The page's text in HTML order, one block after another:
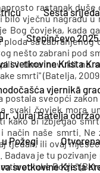
Šesta
Stepinčevo
svetkovine Krista
vjernikā
Juraj Batelja
Požegi
svetkovine Krista
rastanak
vječnu nagradu u
Bog čovjeka, kada
sa
nešto zabrani pod
i time navukli na
smrti" (Batelja, 2009:
postala sveopći
svaki čovjek mora
kako bi izbjegao
naše smrti. Ne
tjedan, ili ovaj
je tu
odluke Božje"